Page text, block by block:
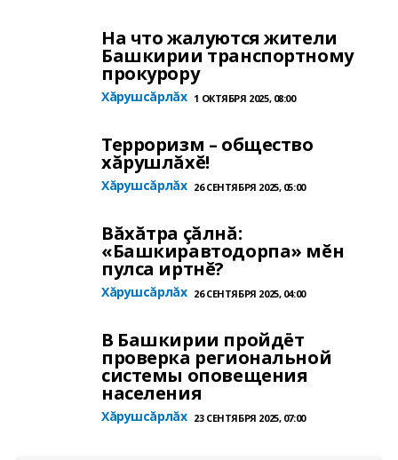
На что жалуются жители
Башкирии транспортному
прокурору
Хăрушсăрлăх 1 ОКТЯБРЯ 2025, 08:00
Терроризм – общество
хăрушлăхĕ!
Хăрушсăрлăх 26 СЕНТЯБРЯ 2025, 05:00
Вăхăтра çăлнă:
«Башкиравтодорпа» мĕн
пулса иртнĕ?
Хăрушсăрлăх 26 СЕНТЯБРЯ 2025, 04:00
В Башкирии пройдёт
проверка региональной
системы оповещения
населения
Хăрушсăрлăх 23 СЕНТЯБРЯ 2025, 07:00